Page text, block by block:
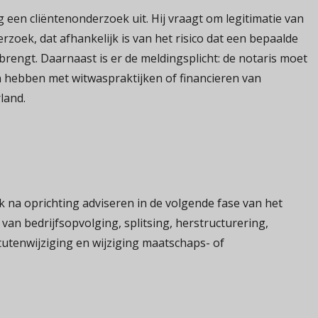
cliëntenonderzoek uit. Hij vraagt om legitimatie van
dat afhankelijk is van het risico dat een bepaalde
Daarnaast is er de meldingsplicht: de notaris moet
met witwaspraktijken of financieren van
oprichting adviseren in de volgende fase van het
bedrijfsopvolging, splitsing, herstructurering,
en wijziging maatschaps- of